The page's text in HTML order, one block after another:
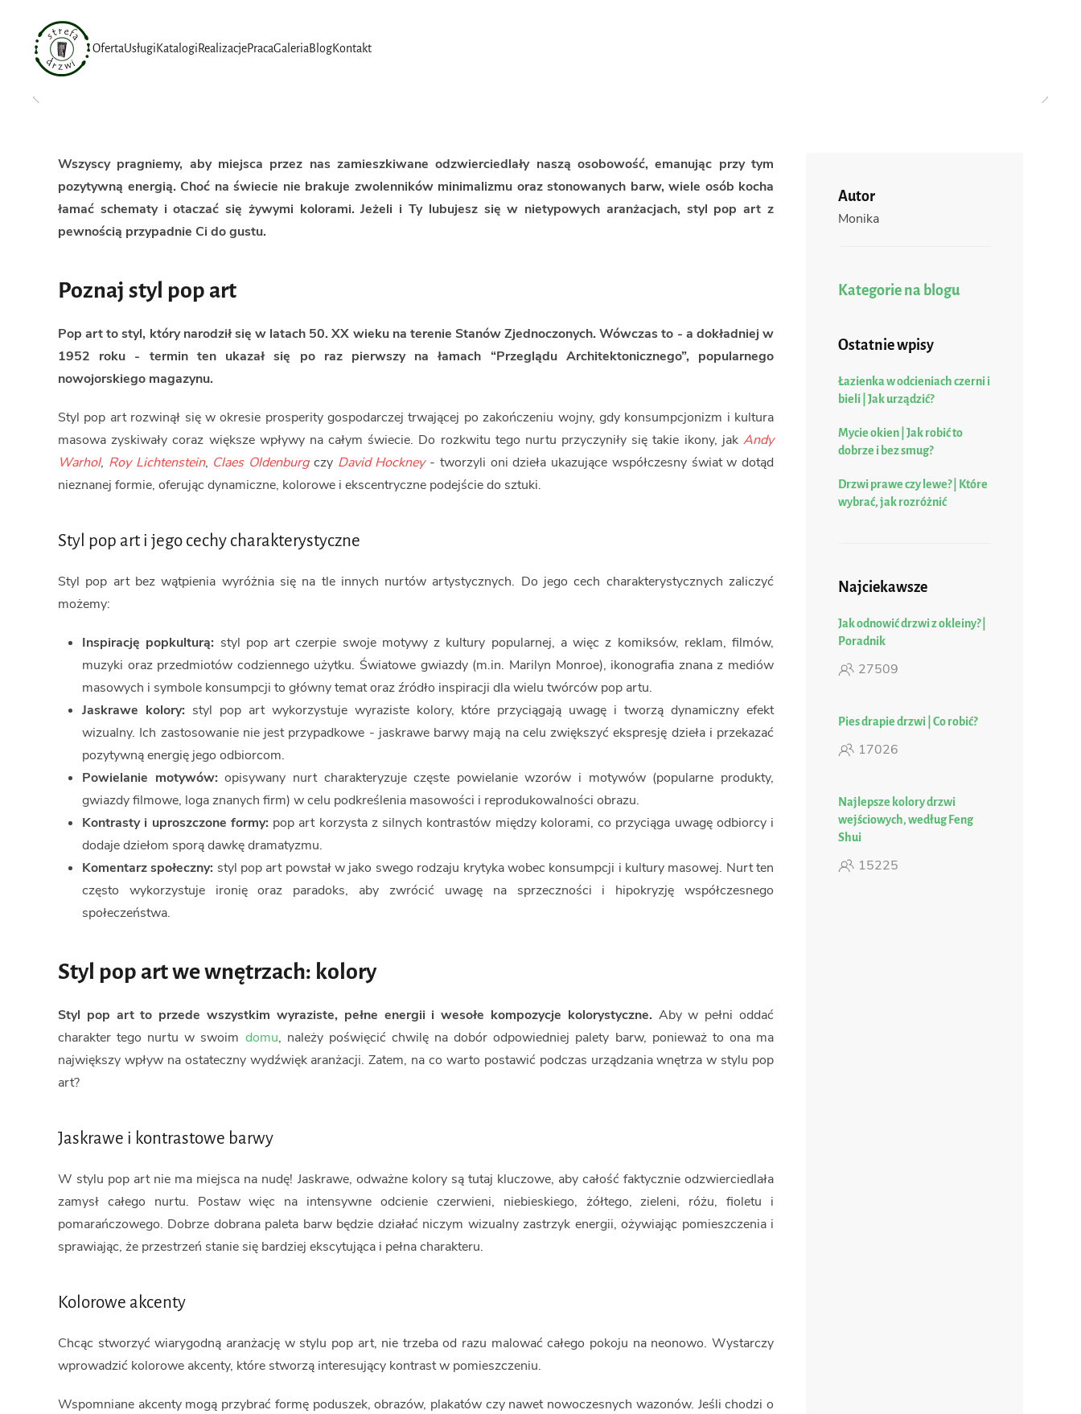
Przejdź do głównej treści
OfertaUsługi KatalogiRealizacjePracaGaleriaBlogKontakt
Wszyscy pragniemy, aby miejsca przez nas zamieszkiwane odzwierciedlały naszą osobowość, emanując przy tym
pozytywną energią. Choć na świecie nie brakuje zwolenników minimalizmu oraz stonowanych barw, wiele osób kocha
łamać schematy i otaczać się żywymi kolorami. Jeżeli i Ty lubujesz się w nietypowych aranżacjach, styl pop art z
pewnością przypadnie Ci do gustu.
Poznaj styl pop art
Pop art to styl, który narodził się w latach 50. XX wieku na terenie Stanów Zjednoczonych. Wówczas to - a dokładniej w
1952 roku - termin ten ukazał się po raz pierwszy na łamach “Przeglądu Architektonicznego”, popularnego
nowojorskiego magazynu.
Styl pop art rozwinął się w okresie prosperity gospodarczej trwającej po zakończeniu wojny, gdy konsumpcjonizm i kultura
masowa zyskiwały coraz większe wpływy na całym świecie. Do rozkwitu tego nurtu przyczyniły się takie ikony, jak Andy
Warhol, Roy Lichtenstein, Claes Oldenburgczy David Hockney- tworzyli oni dzieła ukazujące współczesny świat w dotąd
nieznanej formie, oferując dynamiczne, kolorowe i ekscentryczne podejście do sztuki.
Styl pop art i jego cechy charakterystyczne
Styl pop art bez wątpienia wyróżnia się na tle innych nurtów artystycznych. Do jego cech charakterystycznych zaliczyć
możemy:
Inspirację popkulturą: styl pop art czerpie swoje motywy z kultury popularnej, a więc z komiksów, reklam, filmów,
muzyki oraz przedmiotów codziennego użytku. Światowe gwiazdy (m.in. Marilyn Monroe), ikonografia znana z mediów
masowych i symbole konsumpcji to główny temat oraz źródło inspiracji dla wielu twórców pop artu.
Jaskrawe kolory: styl pop art wykorzystuje wyraziste kolory, które przyciągają uwagę i tworzą dynamiczny efekt
wizualny. Ich zastosowanie nie jest przypadkowe - jaskrawe barwy mają na celu zwiększyć ekspresję dzieła i przekazać
pozytywną energię jego odbiorcom.
Powielanie motywów: opisywany nurt charakteryzuje częste powielanie wzorów i motywów (popularne produkty,
gwiazdy filmowe, loga znanych firm) w celu podkreślenia masowości i reprodukowalności obrazu.
Kontrasty i uproszczone formy: pop art korzysta z silnych kontrastów między kolorami, co przyciąga uwagę odbiorcy i
dodaje dziełom sporą dawkę dramatyzmu.
Komentarz społeczny: styl pop art powstał w jako swego rodzaju krytyka wobec konsumpcji i kultury masowej. Nurt ten
często wykorzystuje ironię oraz paradoks, aby zwrócić uwagę na sprzeczności i hipokryzję współczesnego
społeczeństwa.
Styl pop art we wnętrzach: kolory
Styl pop art to przede wszystkim wyraziste, pełne energii i wesołe kompozycje kolorystyczne. Aby w pełni oddać
charakter tego nurtu w swoim domu, należy poświęcić chwilę na dobór odpowiedniej palety barw, ponieważ to ona ma
największy wpływ na ostateczny wydźwięk aranżacji. Zatem, na co warto postawić podczas urządzania wnętrza w stylu pop
art?
Jaskrawe i kontrastowe barwy
W stylu pop art nie ma miejsca na nudę! Jaskrawe, odważne kolory są tutaj kluczowe, aby całość faktycznie odzwierciedlała
zamysł całego nurtu. Postaw więc na intensywne odcienie czerwieni, niebieskiego, żółtego, zieleni, różu, fioletu i
pomarańczowego. Dobrze dobrana paleta barw będzie działać niczym wizualny zastrzyk energii, ożywiając pomieszczenia i
sprawiając, że przestrzeń stanie się bardziej ekscytująca i pełna charakteru.
Kolorowe akcenty
Chcąc stworzyć wiarygodną aranżację w stylu pop art, nie trzeba od razu malować całego pokoju na neonowo. Wystarczy
wprowadzić kolorowe akcenty, które stworzą interesujący kontrast w pomieszczeniu.
Wspomniane akcenty mogą przybrać formę poduszek, obrazów, plakatów czy nawet nowoczesnych wazonów. Jeśli chodzi o
Autor
Monika
Kategorie na blogu
Ostatnie wpisy
Łazienka w odcieniach czerni i
bieli | Jak urządzić?
Mycie okien | Jak robić to
dobrze i bez smug?
Drzwi prawe czy lewe? | Które
wybrać, jak rozróżnić
Najciekawsze
Jak odnowić drzwi z okleiny? |
Poradnik
27509
Pies drapie drzwi | Co robić?
17026
Najlepsze kolory drzwi
wejściowych, według Feng
Shui
15225